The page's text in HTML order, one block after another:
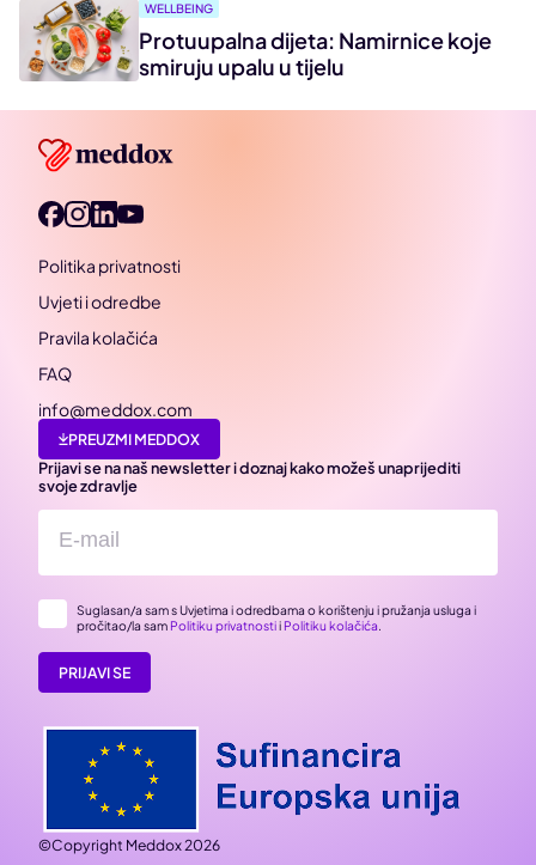
WELLBEING
Protuupalna dijeta: Namirnice koje
smiruju upalu u tijelu
Politika privatnosti
Uvjeti i odredbe
Pravila kolačića
FAQ
info@meddox.com
PREUZMI MEDDOX
Prijavi se na naš newsletter i doznaj kako možeš unaprijediti
svoje zdravlje
Suglasan/a sam s Uvjetima i odredbama o korištenju i pružanja usluga i
pročitao/la sam Politiku privatnostii Politiku kolačića.
PRIJAVI SE
©Copyright Meddox 2026